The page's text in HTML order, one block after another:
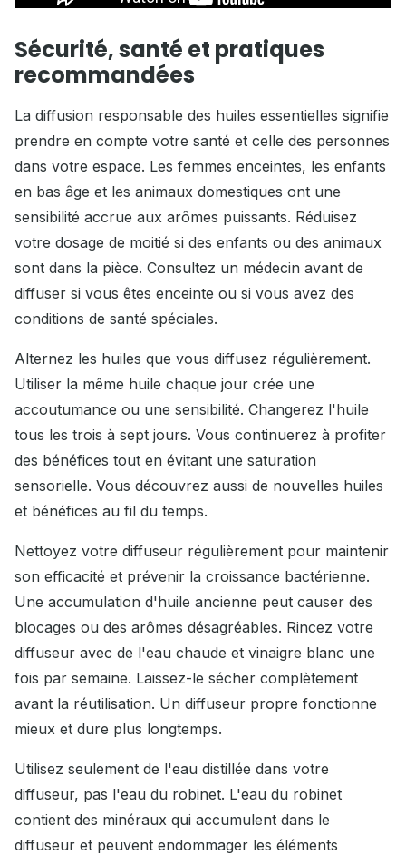
Sécurité, santé et pratiques
recommandées
La diffusion responsable des huiles essentielles signifie
prendre en compte votre santé et celle des personnes
dans votre espace. Les femmes enceintes, les enfants
en bas âge et les animaux domestiques ont une
sensibilité accrue aux arômes puissants. Réduisez
votre dosage de moitié si des enfants ou des animaux
sont dans la pièce. Consultez un médecin avant de
diffuser si vous êtes enceinte ou si vous avez des
conditions de santé spéciales.
Alternez les huiles que vous diffusez régulièrement.
Utiliser la même huile chaque jour crée une
accoutumance ou une sensibilité. Changerez l'huile
tous les trois à sept jours. Vous continuerez à profiter
des bénéfices tout en évitant une saturation
sensorielle. Vous découvrez aussi de nouvelles huiles
et bénéfices au fil du temps.
Nettoyez votre diffuseur régulièrement pour maintenir
son efficacité et prévenir la croissance bactérienne.
Une accumulation d'huile ancienne peut causer des
blocages ou des arômes désagréables. Rincez votre
diffuseur avec de l'eau chaude et vinaigre blanc une
fois par semaine. Laissez-le sécher complètement
avant la réutilisation. Un diffuseur propre fonctionne
mieux et dure plus longtemps.
Utilisez seulement de l'eau distillée dans votre
diffuseur, pas l'eau du robinet. L'eau du robinet
contient des minéraux qui accumulent dans le
diffuseur et peuvent endommager les éléments